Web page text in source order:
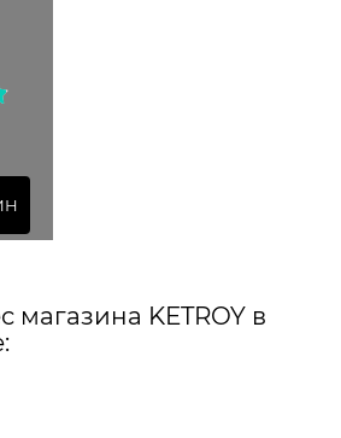
магазина KETROY в